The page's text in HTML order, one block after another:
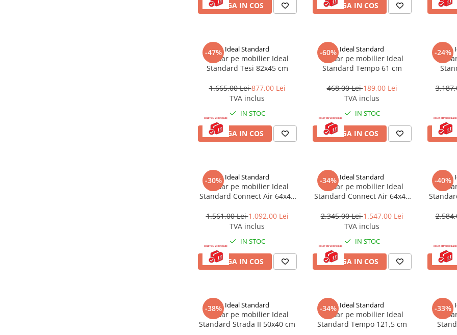
ADAUGA IN COS ADAUGA IN COS
-47% Ideal Standard
Lavoar pe mobilier Ideal
Standard Tesi 82x45 cm
1.665,00 Lei877,00 Lei
TVA inclus
IN STOC
ADAUGA IN COS
-60% Ideal Standard
Lavoar pe mobilier Ideal
Standard Tempo 61 cm
468,00 Lei189,00 Lei
TVA inclus
IN STOC
ADAUGA IN COS
-24%
-30% Ideal Standard
Lavoar pe mobilier Ideal
Standard Connect Air 64x46
1.561,00 Lei1.092,00 Lei
TVA inclus
IN STOC
ADAUGA IN COS
-34% Ideal Standard
Lavoar pe mobilier Ideal
Standard Connect Air 64x46
2.345,00 Lei1.547,00 Lei
TVA inclus
IN STOC
ADAUGA IN COS
-40%
-38% Ideal Standard
Lavoar pe mobilier Ideal
Standard Strada II 50x40 cm
-34% Ideal Standard
Lavoar pe mobilier Ideal
Standard Tempo 121,5 cm
-33%